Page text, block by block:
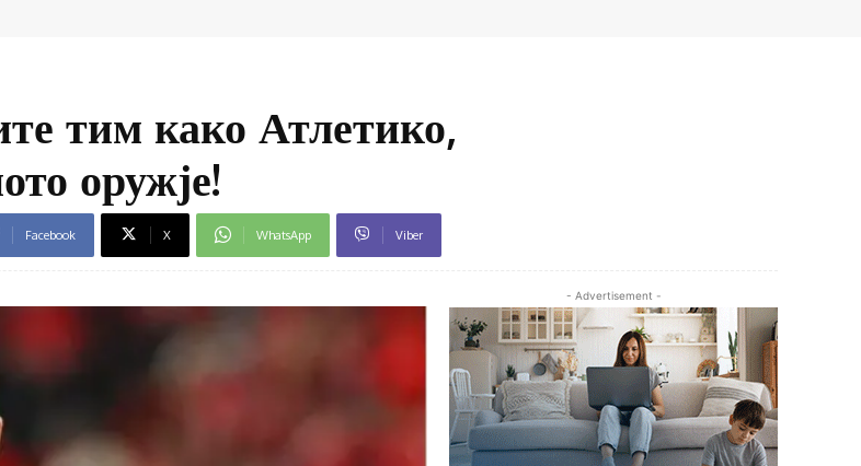
тим како Атлетико,
оружје!
Facebook X WhatsApp Viber
- Advertisement -